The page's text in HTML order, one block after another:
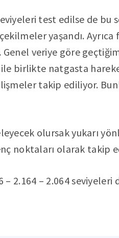
test edilse de bu
yaşandı.
veriye göre
birlikte natgasta
takip ediliyor.
olursak yukarı
noktaları olarak takip
– 2.164 – 2.064